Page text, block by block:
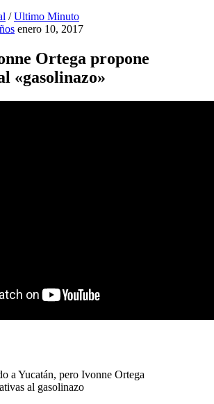
/Ultimo Minuto
enero 10, 2017
Ortega propone
«gasolinazo»
a Yucatán, pero Ivonne Ortega
al gasolinazo